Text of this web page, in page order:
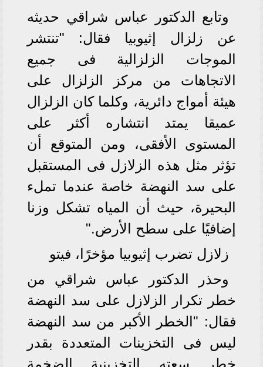
وتابع الدكتور عباس شراقي حديثه
عن زلزال إثيوبيا فقال: "تنتشر
الموجات الزلزالية فى جميع
الاتجاهات من مركز الزلزال على
هيئة أمواج دائرية، وكلما كان الزلزال
عميقا يمتد انتشاره أكثر على
المستوى الأفقى، ومن المتوقع أن
تؤثر مثل هذه الزلازل فى المستقبل
على سد النهضة خاصة عندما تملء
البحيرة، حيث أن المياه تشكل وزنا
إضافيًا على سطح الأرض."
زلازل تضرب إثيوبيا مؤخرًا، فيتو
وحذر الدكتور عباس شراقي من
خطر تكرار الزلازل على سد النهضة
فقال: "الخطر الأكبر من سد النهضة
ليس فى التخزينات المتعددة بقدر
خطر سعته التخزينية الضخمة